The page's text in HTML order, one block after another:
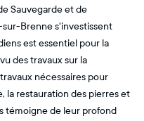
Sauvegarde et de
Brenne s'investissent
est essentiel pour la
des travaux sur la
nécessaires pour
la restauration des pierres et
témoigne de leur profond